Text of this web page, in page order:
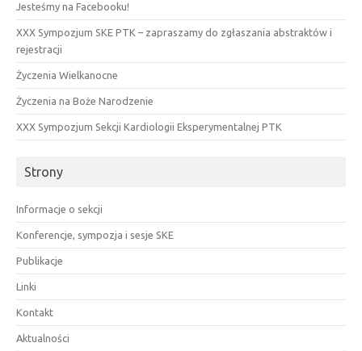
Jesteśmy na Facebooku!
XXX Sympozjum SKE PTK – zapraszamy do zgłaszania abstraktów i
rejestracji
Życzenia Wielkanocne
Życzenia na Boże Narodzenie
XXX Sympozjum Sekcji Kardiologii Eksperymentalnej PTK
Strony
Informacje o sekcji
Konferencje, sympozja i sesje SKE
Publikacje
Linki
Kontakt
Aktualności